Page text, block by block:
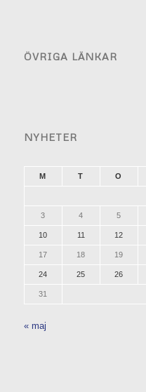
ÖVRIGA LÄNKAR
NYHETER
M T O
3 4 5
10 11 12
17 18 19
24 25 26
31
« maj